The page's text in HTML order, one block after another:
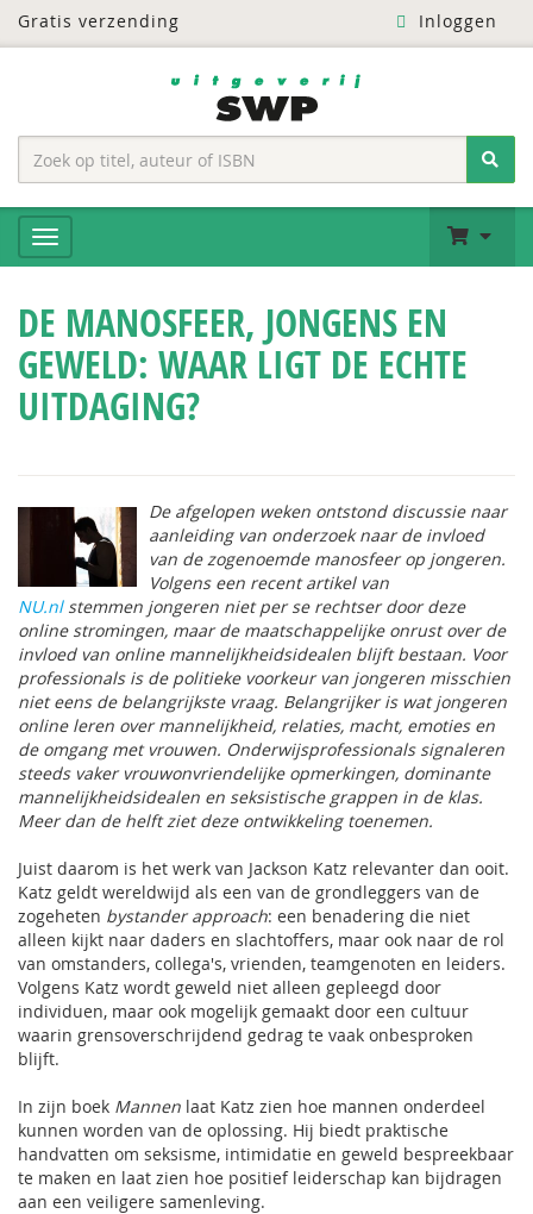
Gratis verzending Inloggen
DE MANOSFEER, JONGENS EN
GEWELD: WAAR LIGT DE ECHTE
UITDAGING?
De afgelopen weken ontstond discussie naar
aanleiding van onderzoek naar de invloed
van de zogenoemde manosfeer op jongeren.
Volgens een recent artikel van
NU.nlstemmen jongeren niet per se rechtser door deze
online stromingen, maar de maatschappelijke onrust over de
invloed van online mannelijkheidsidealen blijft bestaan. Voor
professionals is de politieke voorkeur van jongeren misschien
niet eens de belangrijkste vraag. Belangrijker is wat jongeren
online leren over mannelijkheid, relaties, macht, emoties en
de omgang met vrouwen. Onderwijsprofessionals signaleren
steeds vaker vrouwonvriendelijke opmerkingen, dominante
mannelijkheidsidealen en seksistische grappen in de klas.
Meer dan de helft ziet deze ontwikkeling toenemen.
Juist daarom is het werk van Jackson Katz relevanter dan ooit.
Katz geldt wereldwijd als een van de grondleggers van de
zogeheten bystander approach: een benadering die niet
alleen kijkt naar daders en slachtoffers, maar ook naar de rol
van omstanders, collega's, vrienden, teamgenoten en leiders.
Volgens Katz wordt geweld niet alleen gepleegd door
individuen, maar ook mogelijk gemaakt door een cultuur
waarin grensoverschrijdend gedrag te vaak onbesproken
blijft.
In zijn boek Mannen laat Katz zien hoe mannen onderdeel
kunnen worden van de oplossing. Hij biedt praktische
handvatten om seksisme, intimidatie en geweld bespreekbaar
te maken en laat zien hoe positief leiderschap kan bijdragen
aan een veiligere samenleving.